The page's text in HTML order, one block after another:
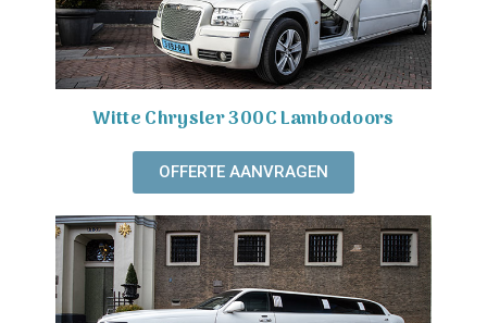
Witte Chrysler 300C Lambodoors
OFFERTE AANVRAGEN